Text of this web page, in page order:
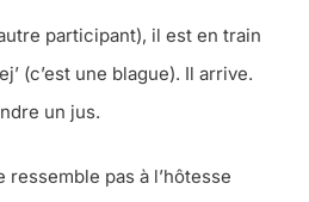
participant), il est en train
(c’est une blague). Il arrive.
un jus.
pas à l’hôtesse